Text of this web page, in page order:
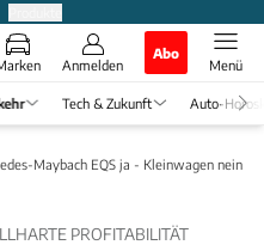
Anmelden
Abo
Menü
Tech & Zukunft Auto-
Maybach EQS ja - Kleinwagen nein
PROFITABILITÄT